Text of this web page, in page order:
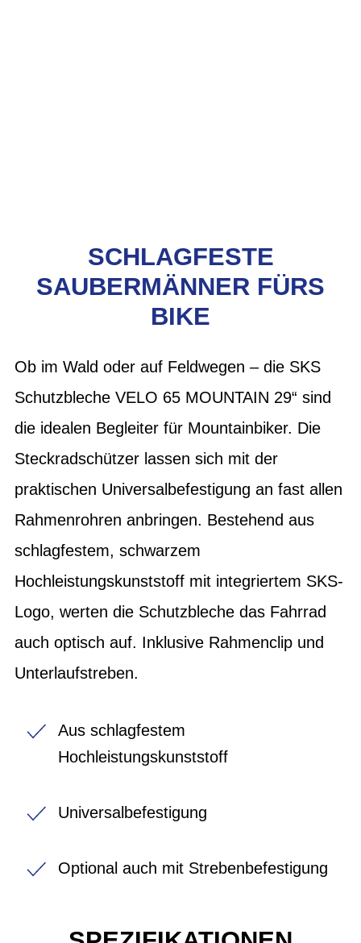
SCHLAGFESTE
SAUBERMÄNNER FÜRS
BIKE
Ob im Wald oder auf Feldwegen – die SKS
Schutzbleche VELO 65 MOUNTAIN 29“ sind
die idealen Begleiter für Mountainbiker. Die
Steckradschützer lassen sich mit der
praktischen Universalbefestigung an fast allen
Rahmenrohren anbringen. Bestehend aus
schlagfestem, schwarzem
Hochleistungskunststoff mit integriertem SKS-
Logo, werten die Schutzbleche das Fahrrad
auch optisch auf. Inklusive Rahmenclip und
Unterlaufstreben.
Aus schlagfestem
Hochleistungskunststoff
Universalbefestigung
Optional auch mit Strebenbefestigung